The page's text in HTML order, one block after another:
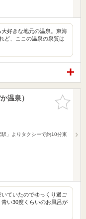
好きな地元の温泉。東海
ど、ここの温泉の泉質は
お気に入
りに追加
温泉）
」よりタクシーで約10分東
ていたのでゆっくり過ご
い30度くらいのお風呂が